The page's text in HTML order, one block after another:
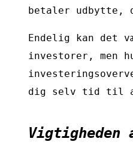
betaler udbytte,
Endelig kan det
investorer, men
dig selv tid til